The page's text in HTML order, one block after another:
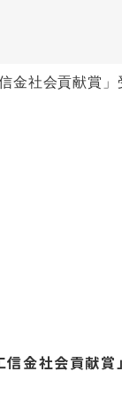
金社会貢献賞